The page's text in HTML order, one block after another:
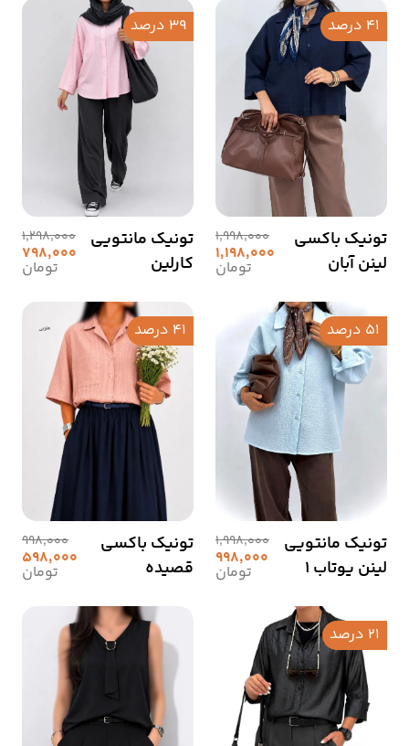
41 درصد
تونیک باکسی
لینن آبان
1,998,000
1,198,000
تومان
39 درصد
تونیک مانتویی
کارلین
1,298,000
798,000
تومان
51 درصد
تونیک مانتویی
لینن یوتاب 1
1,998,000
998,000
تومان
41 درصد
تونیک باکسی
قصیده
998,000
598,000
تومان
21 درصد